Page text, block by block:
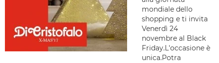
mondiale dello
shopping e ti invita
Venerdì 24
novembre al Black
Friday.L'occasione è
unica.Potra